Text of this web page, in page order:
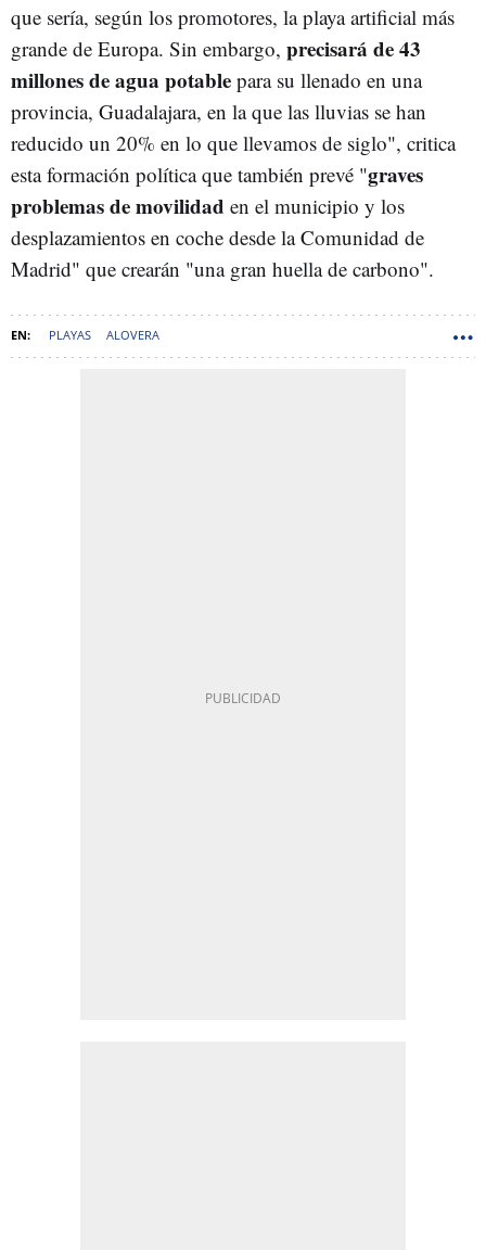
que sería, según los promotores, la playa artificial más
grande de Europa. Sin embargo, precisará de 43
millones de agua potable para su llenado en una
provincia, Guadalajara, en la que las lluvias se han
reducido un 20% en lo que llevamos de siglo", critica
esta formación política que también prevé "graves
problemas de movilidad en el municipio y los
desplazamientos en coche desde la Comunidad de
Madrid" que crearán "una gran huella de carbono".
PLAYAS ALOVERA